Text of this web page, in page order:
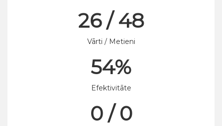
26 / 48
Vārti / Metieni
54%
Efektivitāte
0 / 0